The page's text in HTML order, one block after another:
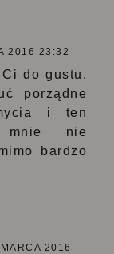
2016 23:32
do gustu.
porządne
i ten
nie
bardzo
2016